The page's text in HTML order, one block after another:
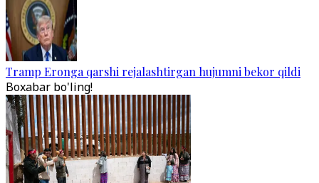
Tramp Eronga qarshi rejalashtirgan hujumni bekor qildi
Boxabar bo'ling!